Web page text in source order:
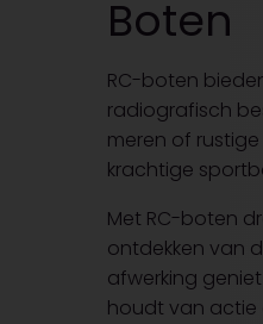
Boten
RC-boten
radiografisch
meren of
krachtige
Met RC-boten
ontdekken van
afwerking
houdt van actie